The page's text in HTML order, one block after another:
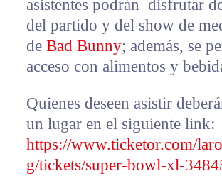
asistentes podrán disfrutar
del partido y del show de
de Bad Bunny; además, se
acceso con alimentos y
Quienes deseen asistir
un lugar en el siguiente link:
https://www.ticketor.com/
g/tickets/super-bowl-xl-